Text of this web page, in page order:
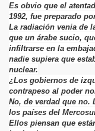
Es obvio que el
1992, fue preparado
La radiación venia de
que un árabe sucio,
infiltrarse en la
nadie supiera que
nuclear.
¿Los gobiernos de
contrapeso al poder
No, de verdad que no.
los países del
Ellos piensan que